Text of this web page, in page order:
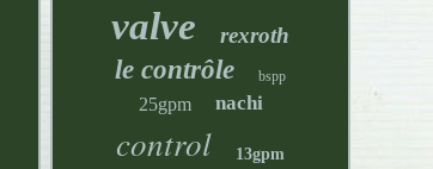
valve rexroth
le contrôle bspp
25gpm nachi
control 13gpm